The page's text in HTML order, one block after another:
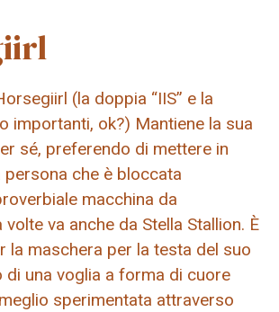
(la doppia “IIS” e la
importanti, ok?) Mantiene la sua
sé, preferendo di mettere in
che è bloccata
macchina da
va anche da Stella Stallion. È
la maschera per la testa del suo
di una voglia a forma di cuore
sperimentata attraverso